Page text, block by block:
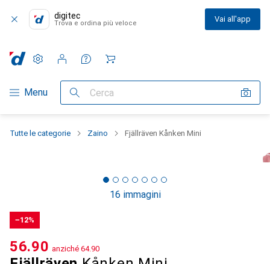
digitec
Trova e ordina più veloce Vai all'app
Categoria Navigazione
Menu Cerca
Impostazioni
Conto cliente
Liste di confronto
Liste dei desideri
Carrello
Tutte le categorie Zaino Fjällräven Kånken Mini
16 immagini
−12%
CHF
56.90 anziché CHF
64.90